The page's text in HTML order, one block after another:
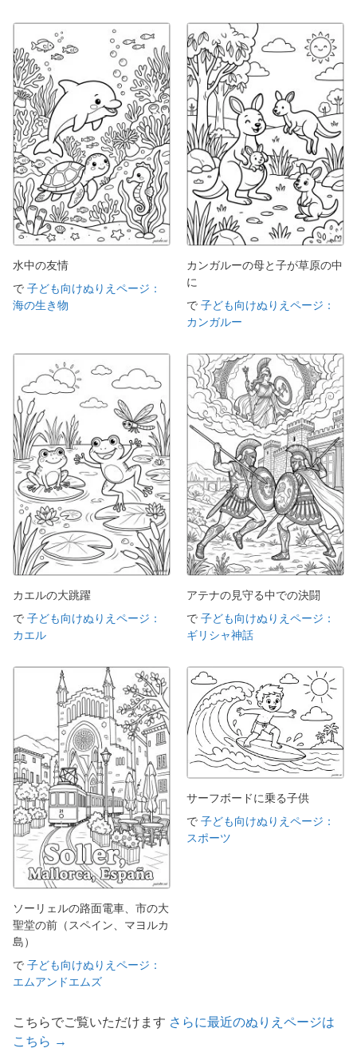
水中の友情
で 子ども向けぬりえページ：
海の生き物
カンガルーの母と子が草原の中
に
で 子ども向けぬりえページ：
カンガルー
カエルの大跳躍
で 子ども向けぬりえページ：
カエル
アテナの見守る中での決闘
で 子ども向けぬりえページ：
ギリシャ神話
ソーリェルの路面電車、市の大
聖堂の前（スペイン、マヨルカ
島）
で 子ども向けぬりえページ：
エムアンドエムズ
サーフボードに乗る子供
で 子ども向けぬりえページ：
スポーツ
こちらでご覧いただけます さらに最近のぬりえページは
こちら →